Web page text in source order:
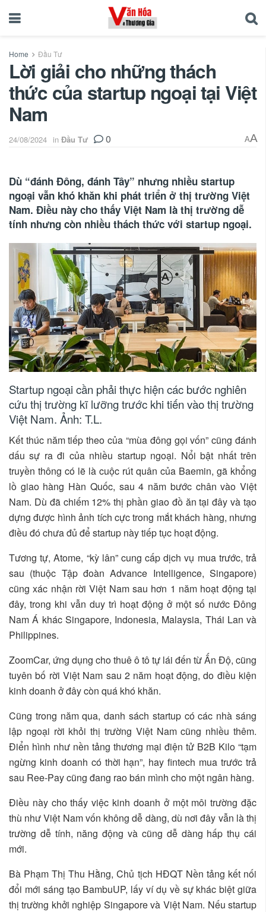
Home Đầu Tư
Lời giải cho những thách
thức của startup ngoại tại Việt
Nam
24/08/2024 in Đầu Tư 0 AA
Dù “đánh Đông, đánh Tây” nhưng nhiều startup
ngoại vẫn khó khăn khi phát triển ở thị trường Việt
Nam. Điều này cho thấy Việt Nam là thị trường dễ
tính nhưng còn nhiều thách thức với startup ngoại.
Startup ngoại cần phải thực hiện các bước nghiên
cứu thị trường kĩ lưỡng trước khi tiến vào thị trường
Việt Nam. Ảnh: T.L.
Kết thúc năm tiếp theo của “mùa đông gọi vốn” cũng đánh
dấu sự ra đi của nhiều startup ngoại. Nổi bật nhất trên
truyền thông có lẽ là cuộc rút quân của Baemin, gã khổng
lồ giao hàng Hàn Quốc, sau 4 năm bước chân vào Việt
Nam. Dù đã chiếm 12% thị phần giao đồ ăn tại đây và tạo
dựng được hình ảnh tích cực trong mắt khách hàng, nhưng
điều đó chưa đủ để startup này tiếp tục hoạt động.
Tương tự, Atome, “kỳ lân” cung cấp dịch vụ mua trước, trả
sau (thuộc Tập đoàn Advance Intelligence, Singapore)
cũng xác nhận rời Việt Nam sau hơn 1 năm hoạt động tại
đây, trong khi vẫn duy trì hoạt động ở một số nước Đông
Nam Á khác Singapore, Indonesia, Malaysia, Thái Lan và
Philippines.
ZoomCar, ứng dụng cho thuê ô tô tự lái đến từ Ấn Độ, cũng
tuyên bố rời Việt Nam sau 2 năm hoạt động, do điều kiện
kinh doanh ở đây còn quá khó khăn.
Cũng trong năm qua, danh sách startup có các nhà sáng
lập ngoại rời khỏi thị trường Việt Nam cũng nhiều thêm.
Điển hình như nền tảng thương mại điện tử B2B Kilo “tạm
ngừng kinh doanh có thời hạn”, hay fintech mua trước trả
sau Ree-Pay cũng đang rao bán mình cho một ngân hàng.
Điều này cho thấy việc kinh doanh ở một môi trường đặc
thù như Việt Nam vốn không dễ dàng, dù nơi đây vẫn là thị
trường dễ tính, năng động và cũng dễ dàng hấp thụ cái
mới.
Bà Phạm Thị Thu Hằng, Chủ tịch HĐQT Nền tảng kết nối
đổi mới sáng tạo BambuUP, lấy ví dụ về sự khác biệt giữa
thị trường khởi nghiệp Singapore và Việt Nam. Nếu startup